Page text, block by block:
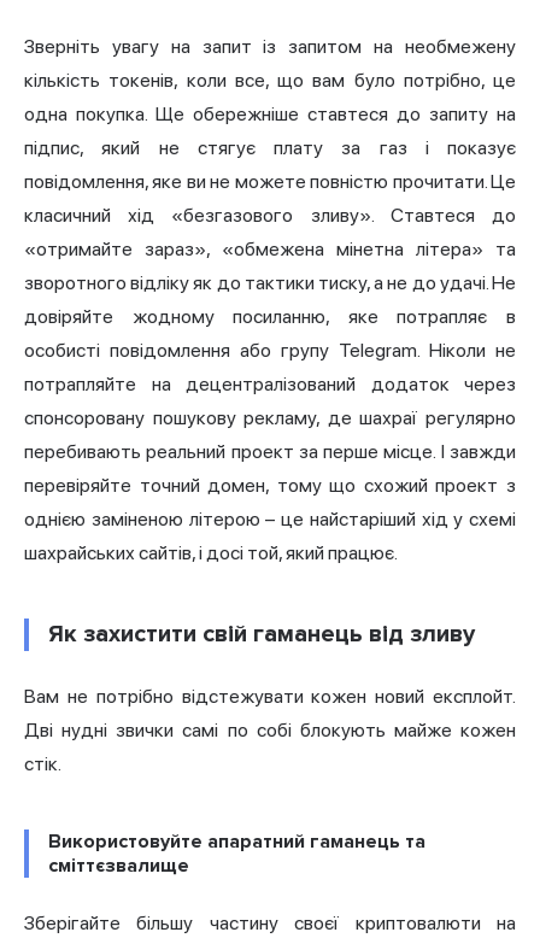
Зверніть увагу на запит із запитом на необмежену
кількість токенів, коли все, що вам було потрібно, це
одна покупка. Ще обережніше ставтеся до запиту на
підпис, який не стягує плату за газ і показує
повідомлення, яке ви не можете повністю прочитати. Це
класичний хід «безгазового зливу». Ставтеся до
«отримайте зараз», «обмежена мінетна літера» та
зворотного відліку як до тактики тиску, а не до удачі. Не
довіряйте жодному посиланню, яке потрапляє в
особисті повідомлення або групу Telegram. Ніколи не
потрапляйте на децентралізований додаток через
спонсоровану пошукову рекламу, де шахраї регулярно
перебивають реальний проект за перше місце. І завжди
перевіряйте точний домен, тому що схожий проект з
однією заміненою літерою – це найстаріший хід у схемі
шахрайських сайтів, і досі той, який працює.
Як захистити свій гаманець від зливу
Вам не потрібно відстежувати кожен новий експлойт.
Дві нудні звички самі по собі блокують майже кожен
стік.
Використовуйте апаратний гаманець та
сміттєзвалище
Зберігайте більшу частину своєї криптовалюти на